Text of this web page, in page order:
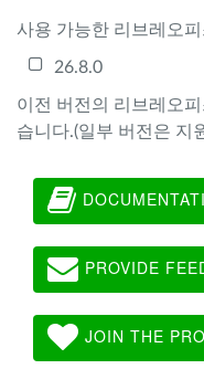
사용 가능한 리브레오피
26.8.0
이전 버전의 리브레오
습니다.(일부 버전은 지
PROVIDE
JOIN THE